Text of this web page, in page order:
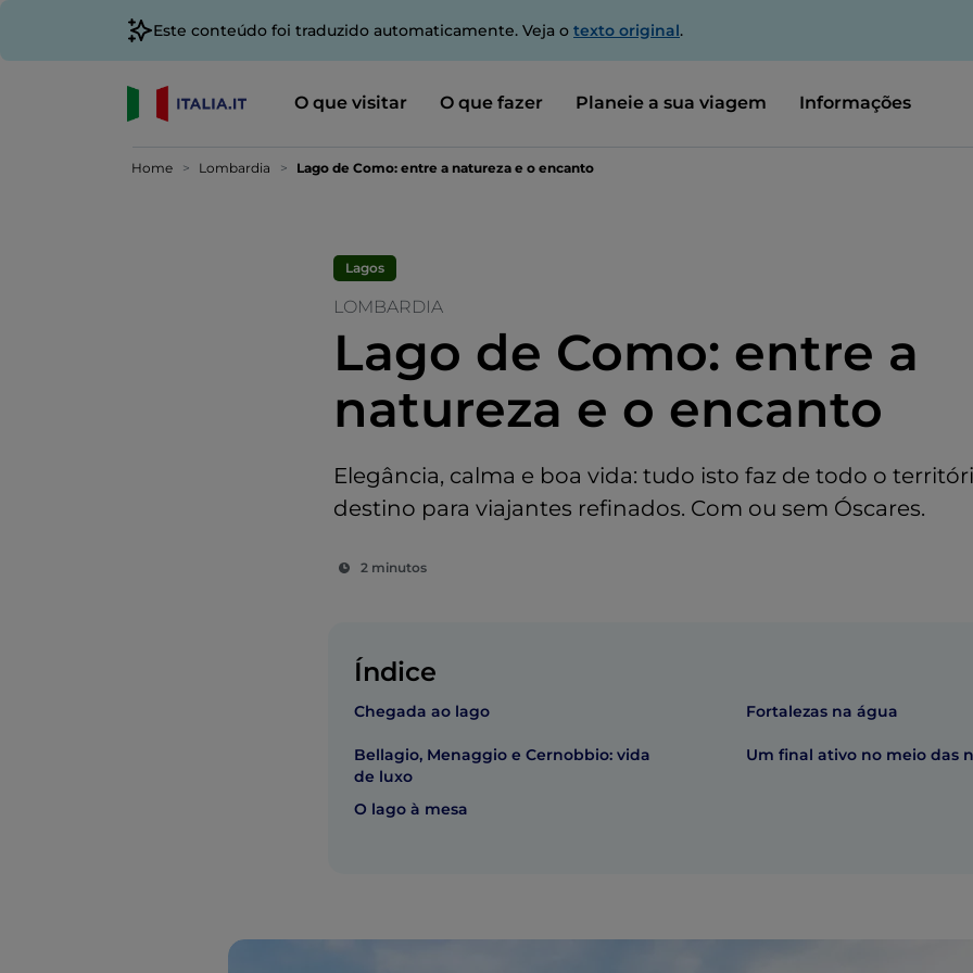
Este conteúdo foi traduzido automaticamente. Veja o texto original.
O que visitar O que fazer Planeie a sua viagem Informações
Home Lombardia Lago de Como: entre a natureza e o encanto
Lagos
LOMBARDIA
Lago de Como: entre a
natureza e o encanto
Elegância, calma e boa vida: tudo isto faz de todo o
destino para viajantes refinados. Com ou sem Óscares.
2 minutos
Índice
Chegada ao lago
Bellagio, Menaggio e Cernobbio: vida
de luxo
O lago à mesa
Fortalezas na água
Um final ativo no meio das